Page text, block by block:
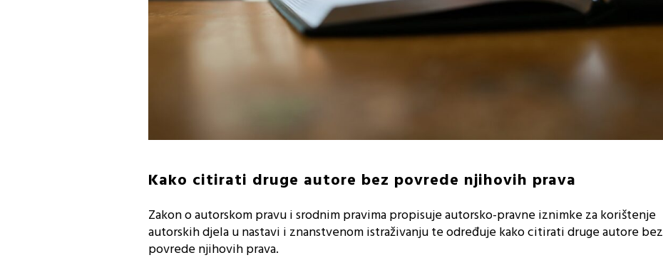
Kako citirati druge autore bez povrede njihovih prava
Zakon o autorskom pravu i srodnim pravima propisuje autorsko-pravne iznimke za korištenje
autorskih djela u nastavi i znanstvenom istraživanju te određuje kako citirati druge autore bez
povrede njihovih prava.